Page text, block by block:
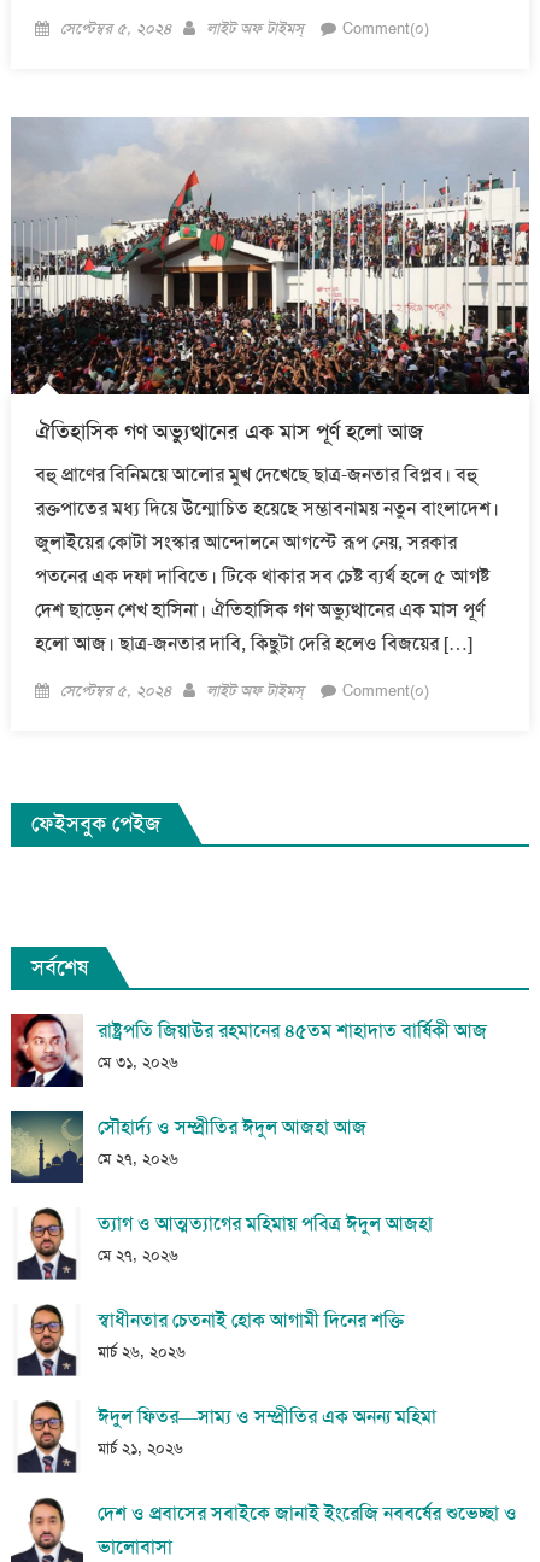
Posted
সেপ্টেম্বর ৫, ২০২৪ Author
লাইট অফ টাইমস্ Comment(০)
ঐতিহাসিক গণ অভ্যুত্থানের এক মাস পূর্ণ হলো আজ
বহু প্রাণের বিনিময়ে আলোর মুখ দেখেছে ছাত্র-জনতার বিপ্লব। বহু
রক্তপাতের মধ্য দিয়ে উন্মোচিত হয়েছে সম্ভাবনাময় নতুন বাংলাদেশ।
জুলাইয়ের কোটা সংস্কার আন্দোলনে আগস্টে রূপ নেয়, সরকার
পতনের এক দফা দাবিতে। টিকে থাকার সব চেষ্ট ব্যর্থ হলে ৫ আগষ্ট
দেশ ছাড়েন শেখ হাসিনা। ঐতিহাসিক গণ অভ্যুত্থানের এক মাস পূর্ণ
হলো আজ। ছাত্র-জনতার দাবি, কিছুটা দেরি হলেও বিজয়ের […]
Posted
সেপ্টেম্বর ৫, ২০২৪ Author
লাইট অফ টাইমস্ Comment(০)
ফেইসবুক পেইজ
সর্বশেষ
রাষ্ট্রপতি জিয়াউর রহমানের ৪৫তম শাহাদাত বার্ষিকী আজ
মে ৩১, ২০২৬
সৌহার্দ্য ও সম্প্রীতির ঈদুল আজহা আজ
মে ২৭, ২০২৬
ত্যাগ ও আত্মত্যাগের মহিমায় পবিত্র ঈদুল আজহা
মে ২৭, ২০২৬
স্বাধীনতার চেতনাই হোক আগামী দিনের শক্তি
মার্চ ২৬, ২০২৬
ঈদুল ফিতর—সাম্য ও সম্প্রীতির এক অনন্য মহিমা
মার্চ ২১, ২০২৬
দেশ ও প্রবাসের সবাইকে জানাই ইংরেজি নববর্ষের শুভেচ্ছা ও
ভালোবাসা